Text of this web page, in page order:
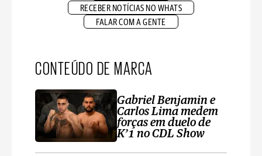
RECEBER NOTÍCIAS NO WHATS
FALAR COM A GENTE
CONTEÚDO DE MARCA
Gabriel Benjamin e
Carlos Lima medem
forças em duelo de
K’1 no CDL Show